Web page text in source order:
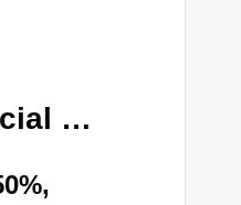
…